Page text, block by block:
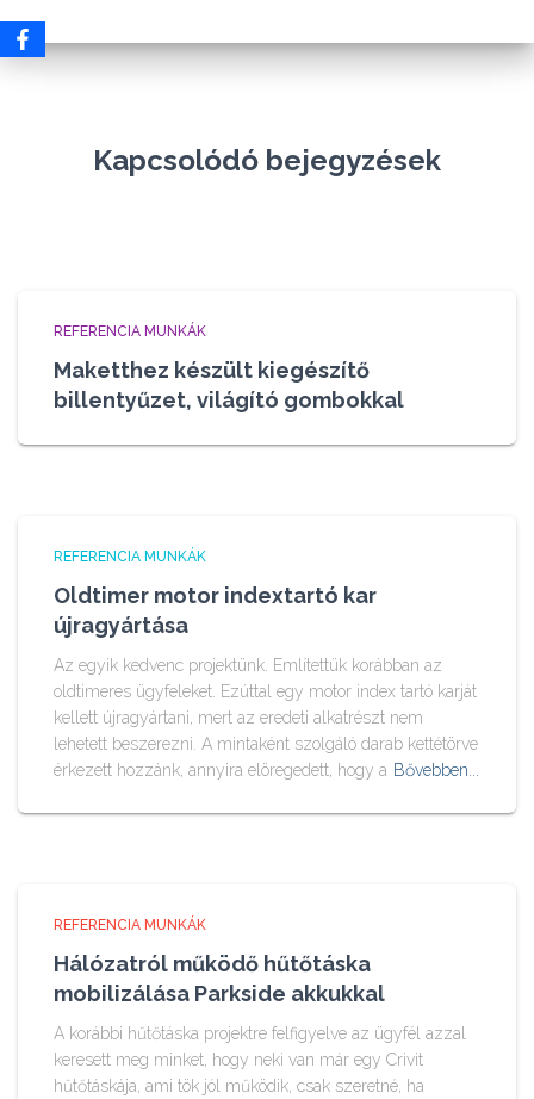
k
é
Kapcsolódó bejegyzések
REFERENCIA MUNKÁK
Maketthez készült kiegészítő
billentyűzet, világító gombokkal
REFERENCIA MUNKÁK
Oldtimer motor indextartó kar
újragyártása
Az egyik kedvenc projektünk. Említettük korábban az
oldtimeres ügyfeleket. Ezúttal egy motor index tartó karját
kellett újragyártani, mert az eredeti alkatrészt nem
lehetett beszerezni. A mintaként szolgáló darab kettétörve
érkezett hozzánk, annyira elöregedett, hogy a Bővebben...
REFERENCIA MUNKÁK
Hálózatról működő hűtőtáska
mobilizálása Parkside akkukkal
A korábbi hűtőtáska projektre felfigyelve az ügyfél azzal
keresett meg minket, hogy neki van már egy Crivit
hűtőtáskája, ami tök jól működik, csak szeretné, ha